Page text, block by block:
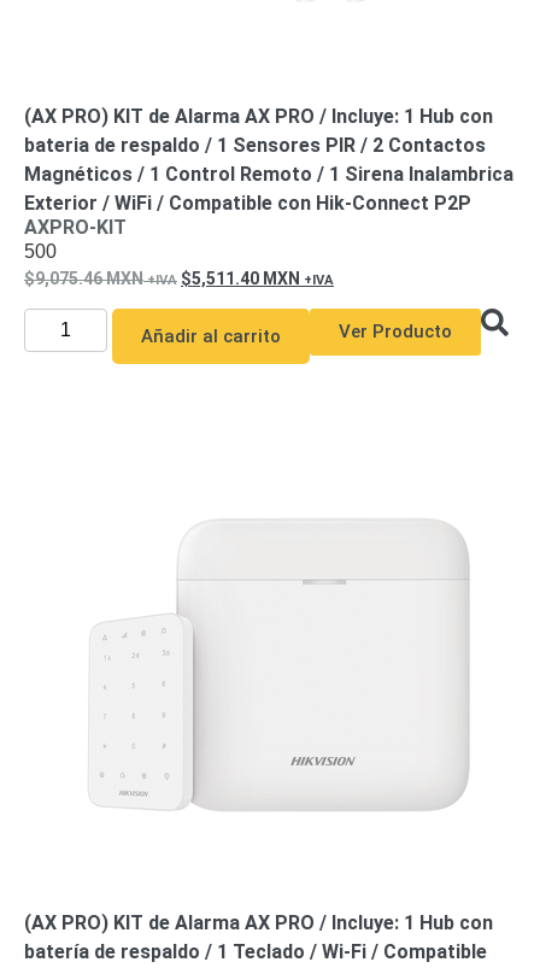
(AX PRO) KIT de Alarma AX PRO / Incluye: 1 Hub con
bateria de respaldo / 1 Sensores PIR / 2 Contactos
Magnéticos / 1 Control Remoto / 1 Sirena Inalambrica
Exterior / WiFi / Compatible con Hik-Connect P2P
AXPRO-KIT
500
9,075.46MXN 5,511.40 MXN
Añadir al carrito Ver Producto
(AX PRO) KIT de Alarma AX PRO / Incluye: 1 Hub con
batería de respaldo / 1 Teclado / Wi-Fi / Compatible